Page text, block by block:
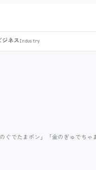
ジネスIndustry
ぐでたまポン」「金のぎゅでちゃ